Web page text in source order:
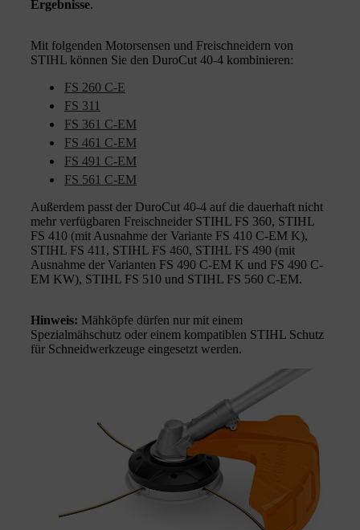
Ergebnisse.
Mit folgenden Motorsensen und Freischneidern von
STIHL können Sie den DuroCut 40-4 kombinieren:
FS 260 C-E
FS 311
FS 361 C-EM
FS 461 C-EM
FS 491 C-EM
FS 561 C-EM
Außerdem passt der DuroCut 40-4 auf die dauerhaft nicht
mehr verfügbaren Freischneider STIHL FS 360, STIHL
FS 410 (mit Ausnahme der Variante FS 410 C-EM K),
STIHL FS 411, STIHL FS 460, STIHL FS 490 (mit
Ausnahme der Varianten FS 490 C-EM K und FS 490 C-
EM KW), STIHL FS 510 und STIHL FS 560 C-EM.
Hinweis: Mähköpfe dürfen nur mit einem
Spezialmähschutz oder einem kompatiblen STIHL Schutz
für Schneidwerkzeuge eingesetzt werden.